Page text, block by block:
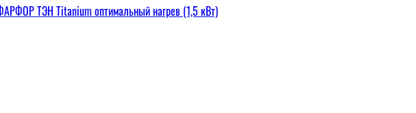
ТЭН Titanium оптимальный нагрев (1,5 кВт)